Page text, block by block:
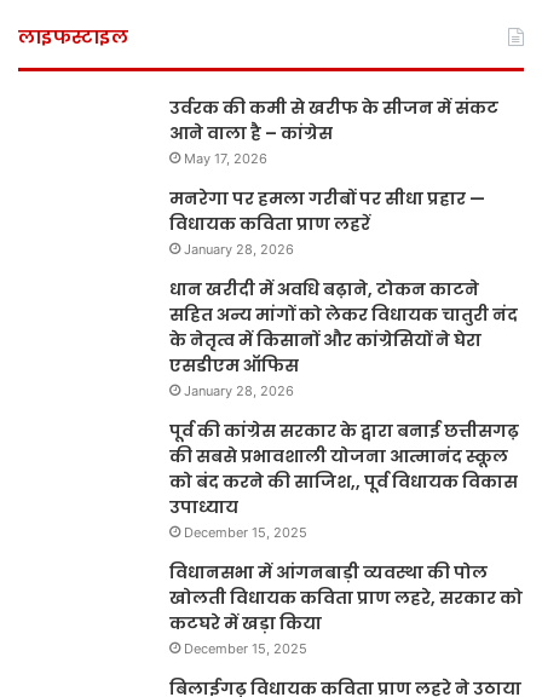
लाइफस्टाइल
उर्वरक की कमी से खरीफ के सीजन में संकट
आने वाला है – कांग्रेस
May 17, 2026
मनरेगा पर हमला गरीबों पर सीधा प्रहार —
विधायक कविता प्राण लहरें
January 28, 2026
धान खरीदी में अवधि बढ़ाने, टोकन काटने
सहित अन्य मांगों को लेकर विधायक चातुरी नंद
के नेतृत्व में किसानों और कांग्रेसियों ने घेरा
एसडीएम ऑफिस
January 28, 2026
पूर्व की कांग्रेस सरकार के द्वारा बनाई छत्तीसगढ़
की सबसे प्रभावशाली योजना आत्मानंद स्कूल
को बंद करने की साजिश,, पूर्व विधायक विकास
उपाध्याय
December 15, 2025
विधानसभा में आंगनबाड़ी व्यवस्था की पोल
खोलती विधायक कविता प्राण लहरे, सरकार को
कटघरे में खड़ा किया
December 15, 2025
बिलाईगढ़ विधायक कविता प्राण लहरे ने उठाया